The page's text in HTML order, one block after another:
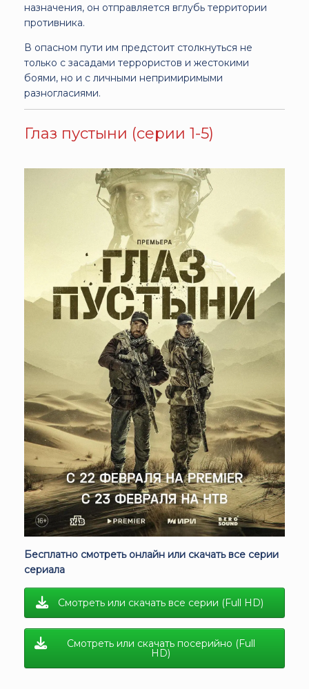
назначения, он отправляется вглубь территории
противника.
В опасном пути им предстоит столкнуться не
только с засадами террористов и жестокими
боями, но и с личными непримиримыми
разногласиями.
Глаз пустыни (серии 1-5)
Бесплатно смотреть онлайн или скачать все серии
сериала
Смотреть или скачать все серии (Full HD)
Смотреть или скачать посерийно (Full
HD)